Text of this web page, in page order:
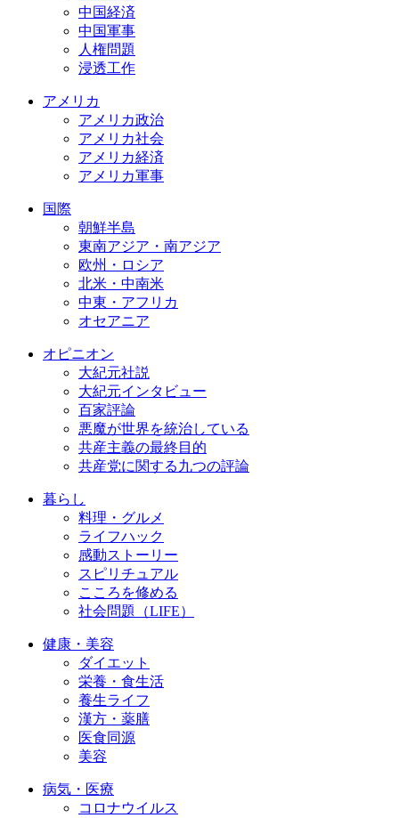
中国経済
中国軍事
人権問題
浸透工作
アメリカ
アメリカ政治
アメリカ社会
アメリカ経済
アメリカ軍事
国際
朝鮮半島
東南アジア・南アジア
欧州・ロシア
北米・中南米
中東・アフリカ
オセアニア
オピニオン
大紀元社説
大紀元インタビュー
百家評論
悪魔が世界を統治している
共産主義の最終目的
共産党に関する九つの評論
暮らし
料理・グルメ
ライフハック
感動ストーリー
スピリチュアル
こころを修める
社会問題（LIFE）
健康・美容
ダイエット
栄養・食生活
養生ライフ
漢方・薬膳
医食同源
美容
病気・医療
コロナウイルス